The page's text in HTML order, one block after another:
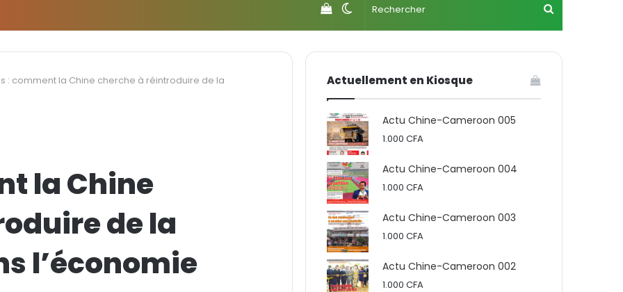
Switch
skin
Voir
votre
: comment la Chine cherche à réintroduire de la
la Chine
de la
l’économie
Actuellement en Kiosque
Actu Chine-Cameroon 005
1.000CFA
Actu Chine-Cameroon 004
1.000CFA
Actu Chine-Cameroon 003
1.000CFA
Actu Chine-Cameroon 002
1.000CFA